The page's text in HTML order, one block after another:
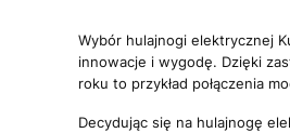
Wybór hulajnogi elektrycznej
innowacje i wygodę. Dzięki
roku to przykład połączenia
Decydując się na hulajnogę